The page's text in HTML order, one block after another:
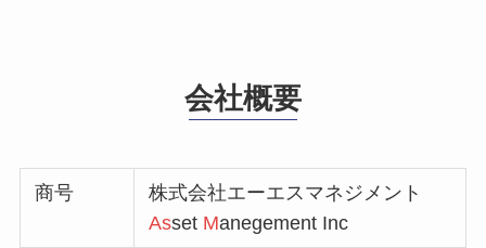
会社概要
商号
株式会社エーエスマネジメント
Asset Manegement Inc